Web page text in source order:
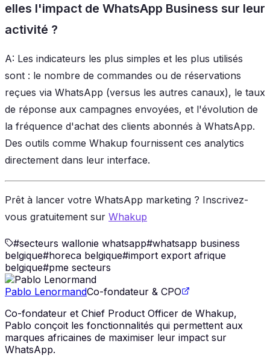
elles l'impact de WhatsApp Business sur leur
activité ?
A: Les indicateurs les plus simples et les plus utilisés
sont : le nombre de commandes ou de réservations
reçues via WhatsApp (versus les autres canaux), le taux
de réponse aux campagnes envoyées, et l'évolution de
la fréquence d'achat des clients abonnés à WhatsApp.
Des outils comme Whakup fournissent ces analytics
directement dans leur interface.
Prêt à lancer votre WhatsApp marketing ? Inscrivez-
vous gratuitement sur Whakup
#secteurs wallonie whatsapp#whatsapp business
belgique#horeca belgique#import export afrique
belgique#pme secteurs
Pablo LenormandCo-fondateur & CPO
Co-fondateur et Chief Product Officer de Whakup,
Pablo conçoit les fonctionnalités qui permettent aux
marques africaines de maximiser leur impact sur
WhatsApp.